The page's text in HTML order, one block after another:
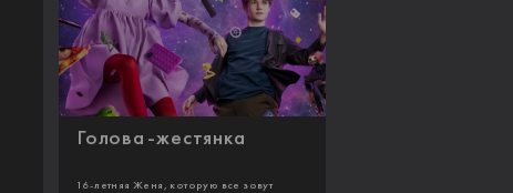
Голова-жестянка
16-летняя Женя, которую все зовут